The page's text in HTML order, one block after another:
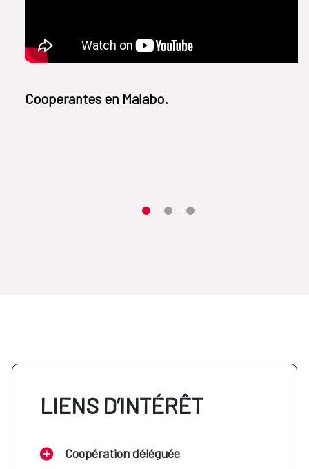
Cooperantes en Malabo.
Item 1Item2Item3
LIENS D’INTÉRÊT
Coopération déléguée